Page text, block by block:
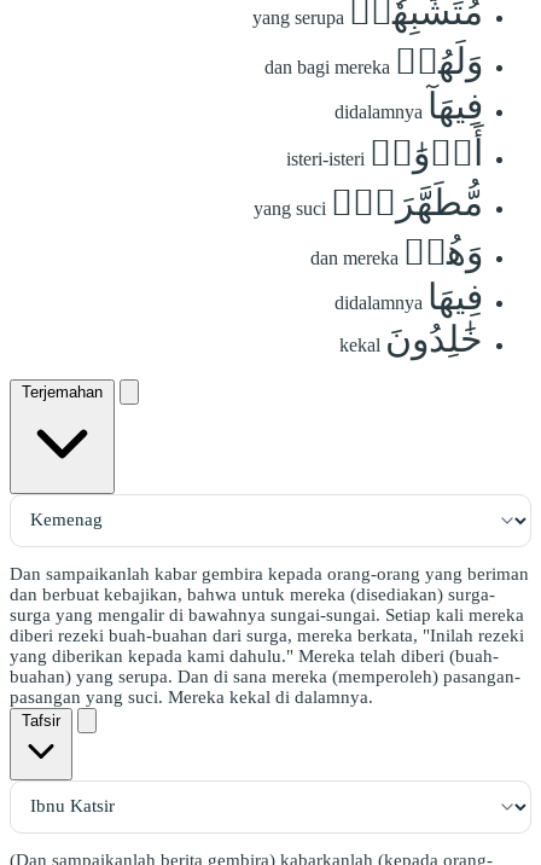
مُتَشَٰبِهٗاۖ yang serupa
وَلَهُمۡ dan bagi mereka
فِيهَآ didalamnya
أَزۡوَٰجٞ isteri-isteri
مُّطَهَّرَةٞۖ yang suci
وَهُمۡ dan mereka
فِيهَا didalamnya
خَٰلِدُونَ kekal
Terjemahan
Dan sampaikanlah kabar gembira kepada orang-orang yang beriman
dan berbuat kebajikan, bahwa untuk mereka (disediakan) surga-
surga yang mengalir di bawahnya sungai-sungai. Setiap kali mereka
diberi rezeki buah-buahan dari surga, mereka berkata, "Inilah rezeki
yang diberikan kepada kami dahulu." Mereka telah diberi (buah-
buahan) yang serupa. Dan di sana mereka (memperoleh) pasangan-
pasangan yang suci. Mereka kekal di dalamnya.
Tafsir
(Dan sampaikanlah berita gembira) kabarkanlah (kepada orang-